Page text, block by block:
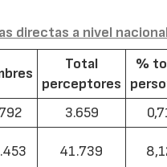
directas a nivel
Total
perceptores
%
3.659
41.739